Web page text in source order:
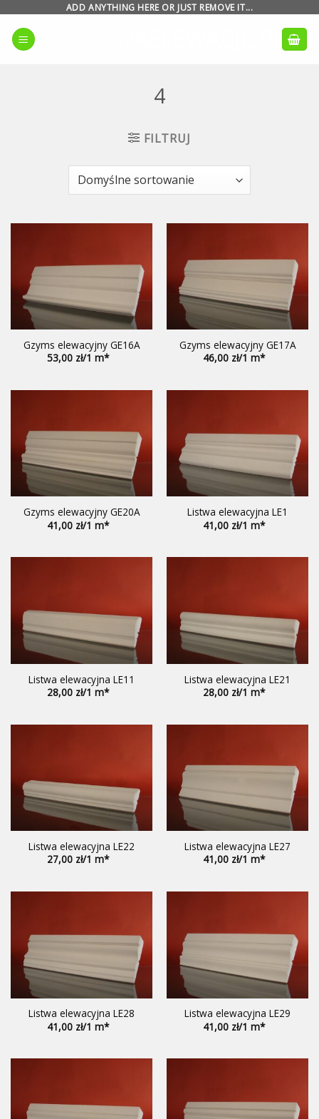
content
ADD ANYTHING HERE OR JUST REMOVE IT...
NAELEWACJE.PL
4
FILTRUJ
Gzyms elewacyjny GE16A
53,00
Gzyms elewacyjny GE17A
46,00
Gzyms elewacyjny GE20A
41,00
Listwa elewacyjna LE1
41,00
Listwa elewacyjna LE11
28,00
Listwa elewacyjna LE21
28,00
Listwa elewacyjna LE22
27,00
Listwa elewacyjna LE27
41,00
Listwa elewacyjna LE28
41,00
Listwa elewacyjna LE29
41,00